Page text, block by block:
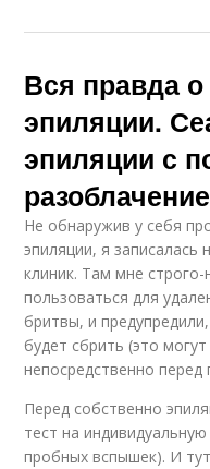
Вся правда
эпиляции.
эпиляции с
Не обнаружив у себя
эпиляции, я записалась
клиник. Там мне строго-
пользоваться для
бритвы, и
будет сбрить (это
непосредственно перед
Перед собственно
тест на
пробных вспышек). И